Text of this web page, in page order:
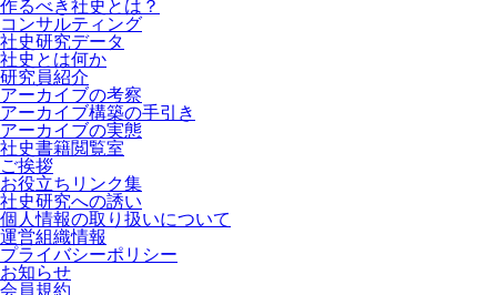
作るべき社史とは？
コンサルティング
社史研究データ
社史とは何か
研究員紹介
アーカイブの考察
アーカイブ構築の手引き
アーカイブの実態
社史書籍閲覧室
ご挨拶
お役立ちリンク集
社史研究への誘い
個人情報の取り扱いについて
運営組織情報
プライバシーポリシー
お知らせ
会員規約